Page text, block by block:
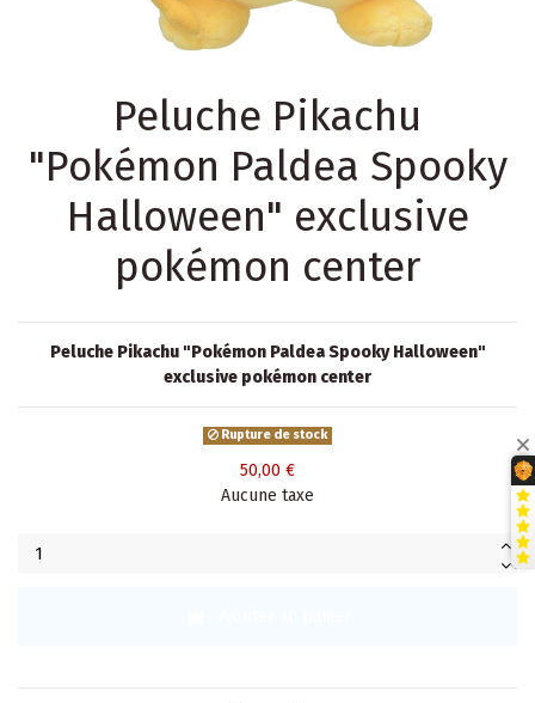
Peluche Pikachu
"Pokémon Paldea Spooky
Halloween" exclusive
pokémon center
Peluche Pikachu "Pokémon Paldea Spooky Halloween"
exclusive pokémon center
Rupture de stock
50,00 €
Aucune taxe